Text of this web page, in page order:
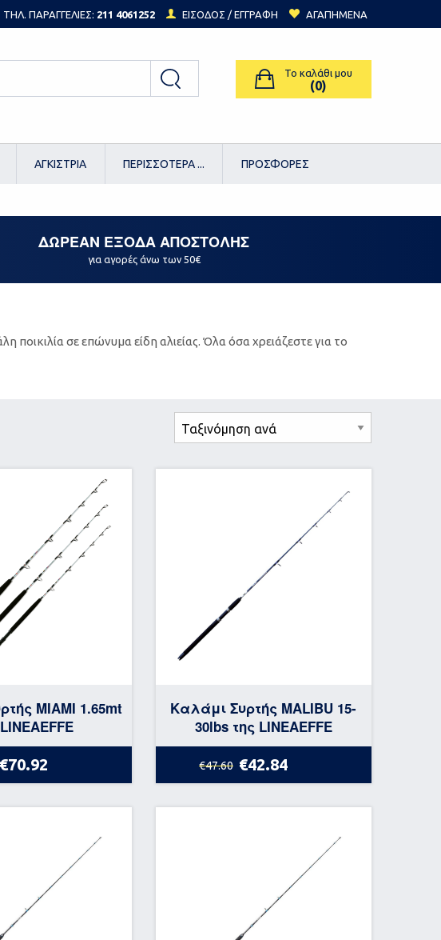
ΤΗΛ. ΠΑΡΑΓΓΕΛΙΕΣ: 211 4061252 ΕΙΣΟΔΟΣ / ΕΓΓΡΑΦΗ ΑΓΑΠΗΜΕΝΑ
Το καλάθι μου
(0)
ΑΓΚΙΣΤΡΙΑ ΠΕΡΙΣΣΟΤΕΡΑ ... ΠΡΟΣΦΟΡΕΣ
ΔΩΡΕΑΝ ΕΞΟΔΑ ΑΠΟΣΤΟΛΗΣ
για αγορές άνω των 50€
ποικιλία σε επώνυμα είδη αλιείας. Όλα όσα χρειάζεστε για το
MIAMI 1.65mt
€70.92
Καλάμι Συρτής MALIBU 15-
30lbs της LINEAEFFE
€47.60 €42.84